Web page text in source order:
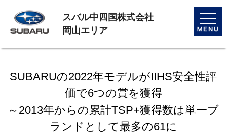
toggle
スバル中四国株式会社
岡山エリア
SUBARUの2022年モデルがIIHS安全性評
価で6つの賞を獲得
～2013年からの累計TSP+獲得数は単一ブ
ランドとして最多の61に